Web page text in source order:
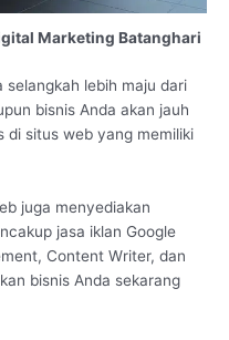
Marketing Batanghari
selangkah lebih maju dari
bisnis Anda akan jauh
di situs web yang memiliki
juga menyediakan
jasa iklan Google
Content Writer, dan
bisnis Anda sekarang